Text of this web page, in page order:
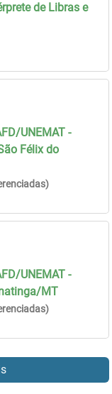
de Libras e
UNEMAT -
Félix do
UNEMAT -
MT